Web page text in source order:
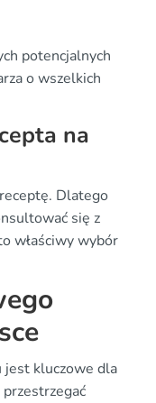
potencjalnych
o wszelkich
na
Dlatego
się z
właściwy wybór
jest kluczowe dla